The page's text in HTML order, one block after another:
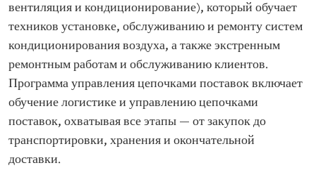
вентиляция и кондиционирование), который обучает
техников установке, обслуживанию и ремонту систем
кондиционирования воздуха, а также экстренным
ремонтным работам и обслуживанию клиентов.
Программа управления цепочками поставок включает
обучение логистике и управлению цепочками
поставок, охватывая все этапы — от закупок до
транспортировки, хранения и окончательной
доставки.